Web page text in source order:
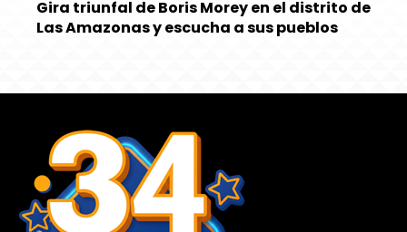
Gira triunfal de Boris Morey en el distrito de
Las Amazonas y escucha a sus pueblos